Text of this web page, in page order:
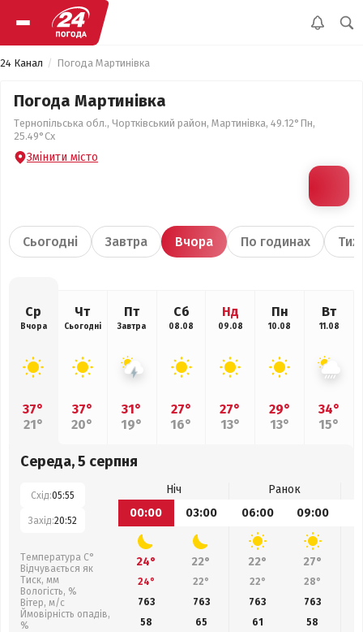
24 Канал Погода Мартинівка
Погода Мартинівка
Тернопільська обл., Чортківський район, Мартинівка, 49.12°Пн,
25.49°Сх
Змінити місто
Сьогодні Завтра Вчора По годинах
Ср
Вчора
37°
21°
Чт
Сьогодні
37°
20°
Пт
Завтра
31°
19°
Сб
08.08
27°
16°
Нд
09.08
27°
13°
Пн
10.08
29°
13°
Вт
11.08
34°
15°
Середа, 5 серпня
Схід:05:55
Захід:20:52
Температура С°
Відчувається як
Тиск, мм
Вологість, %
Вітер, м/с
Ймовірність опадів,
%
Ніч
Ранок
00:00
03:00 06:00 09:00
24° 22° 22° 27°
24° 22° 22° 28°
763
763 763 763
58
65 61 58